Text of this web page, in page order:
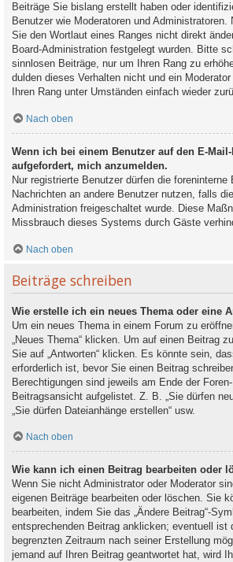
Beiträge Sie bislang erstellt haben oder
Benutzer wie Moderatoren und Administratoren.
Sie den Wortlaut eines Ranges nicht direkt
Board-Administration festgelegt wurden. Bitte
sinnlosen Beiträge, nur um Ihren Rang zu
dulden dieses Verhalten nicht und ein
Ihren Rang unter Umständen einfach wieder
Nach oben
Wenn ich bei einem Benutzer auf den E-
aufgefordert, mich anzumelden.
Nur registrierte Benutzer dürfen die foreninterne
Nachrichten an andere Benutzer nutzen, falls
Administration freigeschaltet wurde. Diese
Missbrauch dieses Systems durch Gäste
Nach oben
Beiträge schreiben
Wie erstelle ich ein neues Thema oder eine
Um ein neues Thema in einem Forum zu
„Neues Thema“ klicken. Um auf einen Beitrag
Sie auf „Antworten“ klicken. Es könnte sein,
erforderlich ist, bevor Sie einen Beitrag
Berechtigungen sind jeweils am Ende der
Beitragsansicht aufgelistet. Z. B. „Sie dürfen
„Sie dürfen Dateianhänge erstellen“ usw.
Nach oben
Wie kann ich einen Beitrag bearbeiten oder
Wenn Sie nicht Administrator oder Moderator
eigenen Beiträge bearbeiten oder löschen. Sie
bearbeiten, indem Sie das „Ändere Beitrag“-
entsprechenden Beitrag anklicken; eventuell ist
begrenzten Zeitraum nach seiner Erstellung
jemand auf Ihren Beitrag geantwortet hat, wird